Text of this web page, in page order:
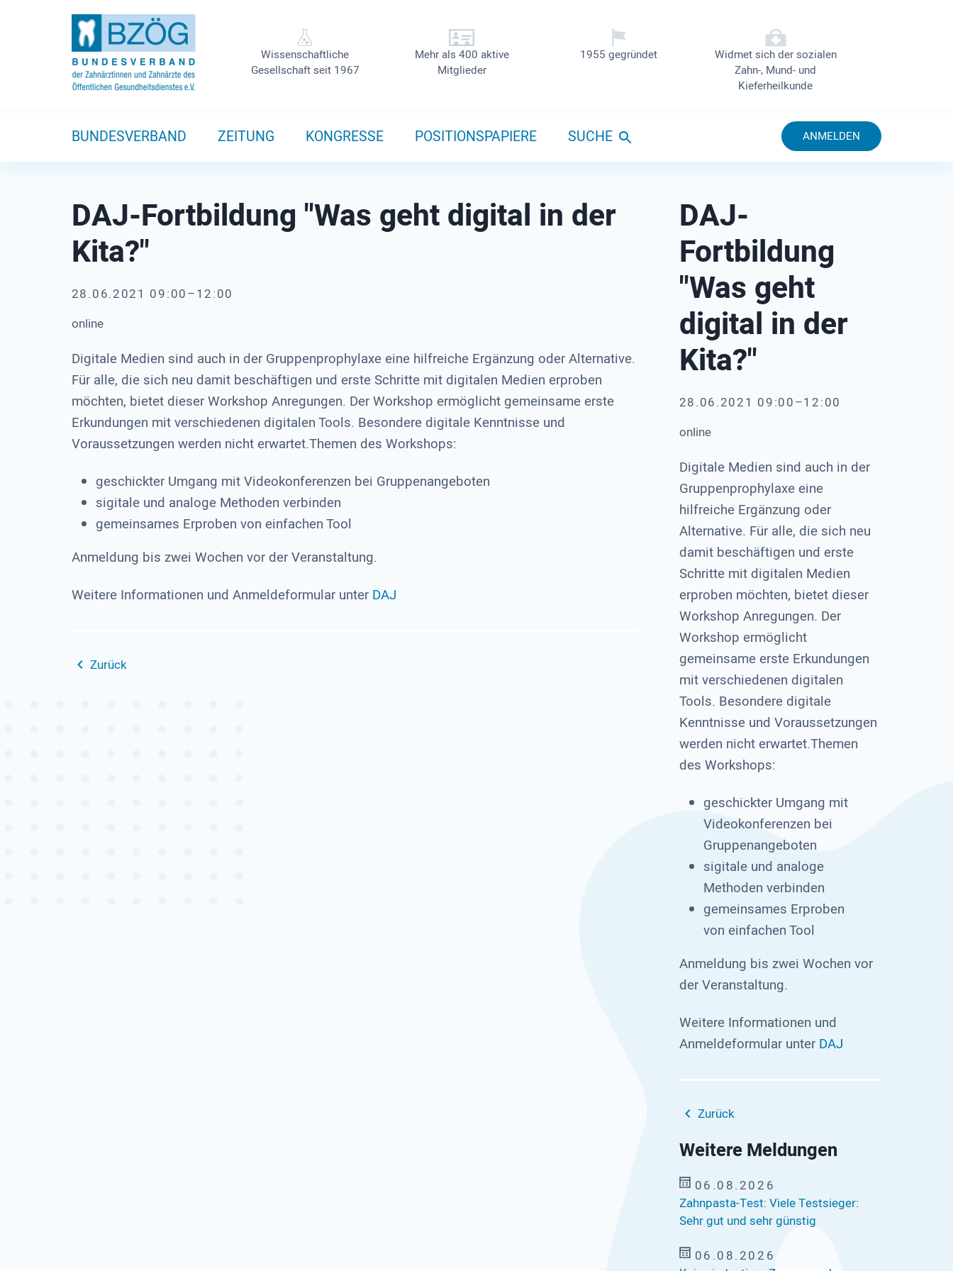
Wissenschaftliche
Gesellschaft seit 1967
Mehr als 400 aktive
Mitglieder
1955 gegründet
Widmet sich der sozialen
Zahn-, Mund- und
Kieferheilkunde
BUNDESVERBAND ZEITUNG KONGRESSE POSITIONSPAPIERE SUCHE ANMELDEN
DAJ-Fortbildung "Was geht digital in der
Kita?"
28.06.2021 09:00–12:00
online
Digitale Medien sind auch in der Gruppenprophylaxe eine hilfreiche Ergänzung oder Alternative.
Für alle, die sich neu damit beschäftigen und erste Schritte mit digitalen Medien erproben
möchten, bietet dieser Workshop Anregungen. Der Workshop ermöglicht gemeinsame erste
Erkundungen mit verschiedenen digitalen Tools. Besondere digitale Kenntnisse und
Voraussetzungen werden nicht erwartet.Themen des Workshops:
geschickter Umgang mit Videokonferenzen bei Gruppenangeboten
sigitale und analoge Methoden verbinden
gemeinsames Erproben von einfachen Tool
Anmeldung bis zwei Wochen vor der Veranstaltung.
Weitere Informationen und Anmeldeformular unter DAJ
Zurück
DAJ-
Fortbildung
"Was geht
digital in der
Kita?"
28.06.2021 09:00–12:00
online
Digitale Medien sind auch in der
Gruppenprophylaxe eine
hilfreiche Ergänzung oder
Alternative. Für alle, die sich neu
damit beschäftigen und erste
Schritte mit digitalen Medien
erproben möchten, bietet dieser
Workshop Anregungen. Der
Workshop ermöglicht
gemeinsame erste Erkundungen
mit verschiedenen digitalen
Tools. Besondere digitale
Kenntnisse und Voraussetzungen
werden nicht erwartet.Themen
des Workshops:
geschickter Umgang mit
Videokonferenzen bei
Gruppenangeboten
sigitale und analoge
Methoden verbinden
gemeinsames Erproben
von einfachen Tool
Anmeldung bis zwei Wochen vor
der Veranstaltung.
Weitere Informationen und
Anmeldeformular unter DAJ
Zurück
Weitere Meldungen
06.08.2026
Zahnpasta-Test: Viele Testsieger:
Sehr gut und sehr günstig
06.08.2026